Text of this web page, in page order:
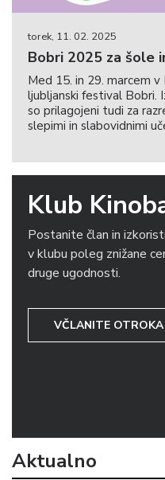
torek, 11. 02. 2025
Bobri 2025 za šole
Med 15. in 29. marcem
ljubljanski festival Bobri.
so prilagojeni tudi za
slepimi in slabovidnimi
Klub
Postanite član in
v klubu poleg znižane
druge ugodnosti.
VČLANITE OTROKA
Aktualno